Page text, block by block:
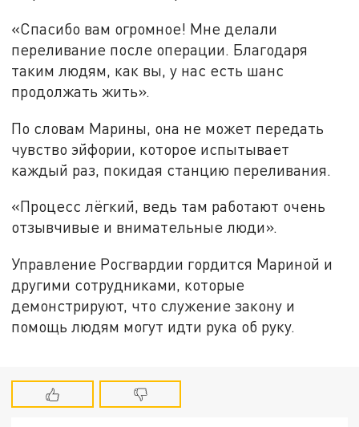
«Спасибо вам огромное! Мне делали
переливание после операции. Благодаря
таким людям, как вы, у нас есть шанс
продолжать жить».
По словам Марины, она не может передать
чувство эйфории, которое испытывает
каждый раз, покидая станцию переливания.
«Процесс лёгкий, ведь там работают очень
отзывчивые и внимательные люди».
Управление Росгвардии гордится Мариной и
другими сотрудниками, которые
демонстрируют, что служение закону и
помощь людям могут идти рука об руку.